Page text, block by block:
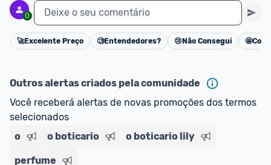
E lembre-se:
você sempre pode contar ajuda da
comunidade para tirar dúvidas ou acionar os
nossos Admins marcando @admin em um
0 Deixe o seu comentário
Cancelar
🚀Excelente Preço 🧐Entendedores? 😢 Não Consegui 🤩
Outros alertas criados pela comunidade
Você receberá alertas de novas promoções dos termos
selecionados
o
o boticario o boticario lily
perfume